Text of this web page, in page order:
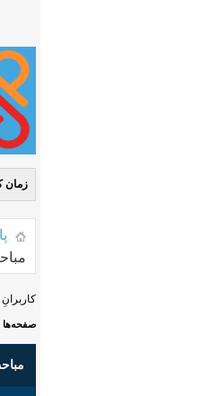
زمان
کاربرانِ
صفحه‌ها